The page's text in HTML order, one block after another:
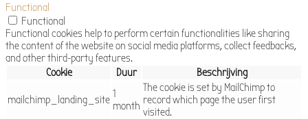
Functional
Functional
Functional cookies help to perform certain functionalities like sharing
the content of the website on social media platforms, collect feedbacks,
and other third-party features.
Cookie
Duur Beschrijving
mailchimp_landing_site 1
month
The cookie is set by MailChimp to
record which page the user first
visited.